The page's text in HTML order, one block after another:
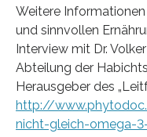
Weitere
und sinnvollen
Interview mit Dr.
Abteilung der
Herausgeber des
http://
nicht-gleich-omega-